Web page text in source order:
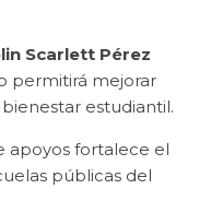
Scarlett Pérez
permitirá mejorar
estudiantil.
apoyos fortalece el
públicas del